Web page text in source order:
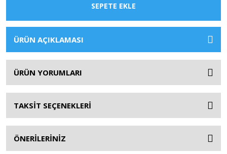
SEPETE EKLE
ÜRÜN AÇIKLAMASI
ÜRÜN YORUMLARI
TAKSİT SEÇENEKLERİ
ÖNERİLERİNİZ